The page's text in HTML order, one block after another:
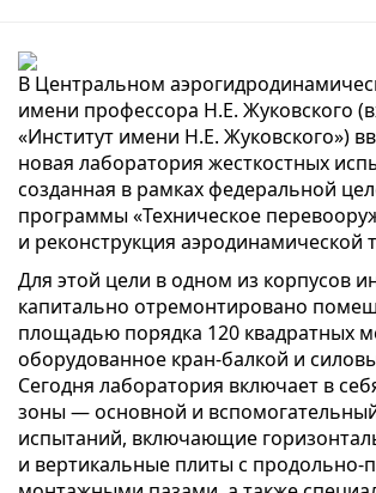
В Центральном
имени профессора Н.Е. Жуковского
«Институт имени Н.Е. Жуковского»)
новая лаборатория жесткостных
созданная в рамках федеральной
программы «Техническое
и реконструкция аэродинамической
Для этой цели в одном из корпусов
капитально отремонтировано
площадью порядка 120 квадратных
оборудованное кран-балкой и
Сегодня лаборатория включает в
зоны — основной и
испытаний, включающие
и вертикальные плиты с